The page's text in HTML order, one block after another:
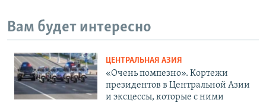
Вам будет интересно
ЦЕНТРАЛЬНАЯ АЗИЯ
«Очень помпезно». Кортежи
президентов в Центральной Азии
и эксцессы, которые с ними